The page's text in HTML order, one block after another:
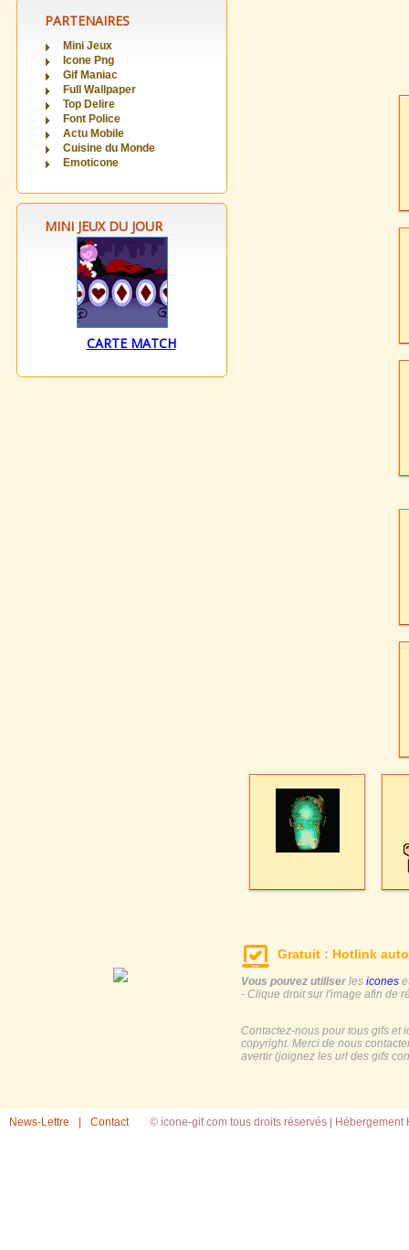
PARTENAIRES
Mini Jeux
Icone Png
Gif Maniac
Full Wallpaper
Top Delire
Font Police
Actu Mobile
Cuisine du Monde
Emoticone
MINI JEUX DU JOUR
CARTE MATCH
Gratuit : Hotlink
Vous pouvez utiliser les icones
- Clique droit sur l'image afin de
Contactez-nous pour tous gifs et
copyright. Merci de nous
avertir (joignez les url des gifs
News-Lettre Contact © icone-gif.com tous droits réservés | Hébergement